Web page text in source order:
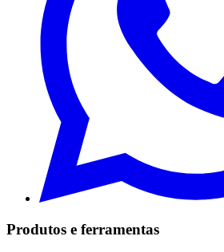
Produtos e ferramentas